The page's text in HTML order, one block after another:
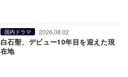
国内ドラマ 2026.08.02
白石聖、デビュー10年目を迎えた現
在地